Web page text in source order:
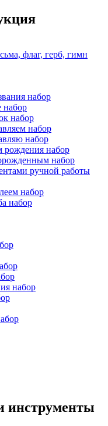
флаг, герб, гимн
набор
набор
набор
набор
набор
рождения набор
набор
ручной работы
набор
набор
набор
инструменты